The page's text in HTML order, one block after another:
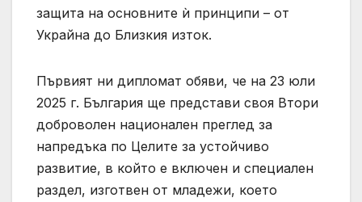
защита на основните ѝ принципи – от
Украйна до Близкия изток.
Първият ни дипломат обяви, че на 23 юли
2025 г. България ще представи своя Втори
доброволен национален преглед за
напредъка по Целите за устойчиво
развитие, в който е включен и специален
раздел, изготвен от младежи, което